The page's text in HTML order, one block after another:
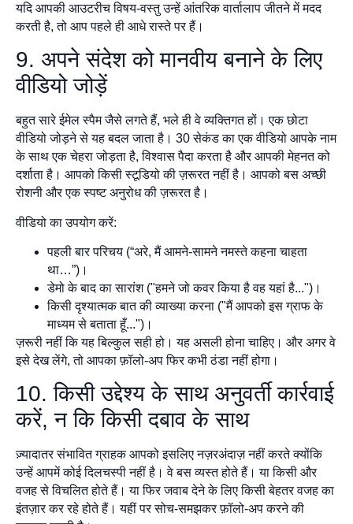
यदि आपकी आउटरीच विषय-वस्तु उन्हें आंतरिक वार्तालाप जीतने में मदद
करती है, तो आप पहले ही आधे रास्ते पर हैं।
9. अपने संदेश को मानवीय बनाने के लिए
वीडियो जोड़ें
बहुत सारे ईमेल स्पैम जैसे लगते हैं, भले ही वे व्यक्तिगत हों। एक छोटा
वीडियो जोड़ने से यह बदल जाता है। 30 सेकंड का एक वीडियो आपके नाम
के साथ एक चेहरा जोड़ता है, विश्वास पैदा करता है और आपकी मेहनत को
दर्शाता है। आपको किसी स्टूडियो की ज़रूरत नहीं है। आपको बस अच्छी
रोशनी और एक स्पष्ट अनुरोध की ज़रूरत है।
वीडियो का उपयोग करें:
पहली बार परिचय (“अरे, मैं आमने-सामने नमस्ते कहना चाहता
था…”)।
डेमो के बाद का सारांश ("हमने जो कवर किया है वह यहां है...")।
किसी दृश्यात्मक बात की व्याख्या करना ("मैं आपको इस ग्राफ के
माध्यम से बताता हूँ...")।
ज़रूरी नहीं कि यह बिल्कुल सही हो। यह असली होना चाहिए। और अगर वे
इसे देख लेंगे, तो आपका फ़ॉलो-अप फिर कभी ठंडा नहीं होगा।
10. किसी उद्देश्य के साथ अनुवर्ती कार्रवाई
करें, न कि किसी दबाव के साथ
ज़्यादातर संभावित ग्राहक आपको इसलिए नज़रअंदाज़ नहीं करते क्योंकि
उन्हें आपमें कोई दिलचस्पी नहीं है। वे बस व्यस्त होते हैं। या किसी और
वजह से विचलित होते हैं। या फिर जवाब देने के लिए किसी बेहतर वजह का
इंतज़ार कर रहे होते हैं। यहीं पर सोच-समझकर फ़ॉलो-अप करने की